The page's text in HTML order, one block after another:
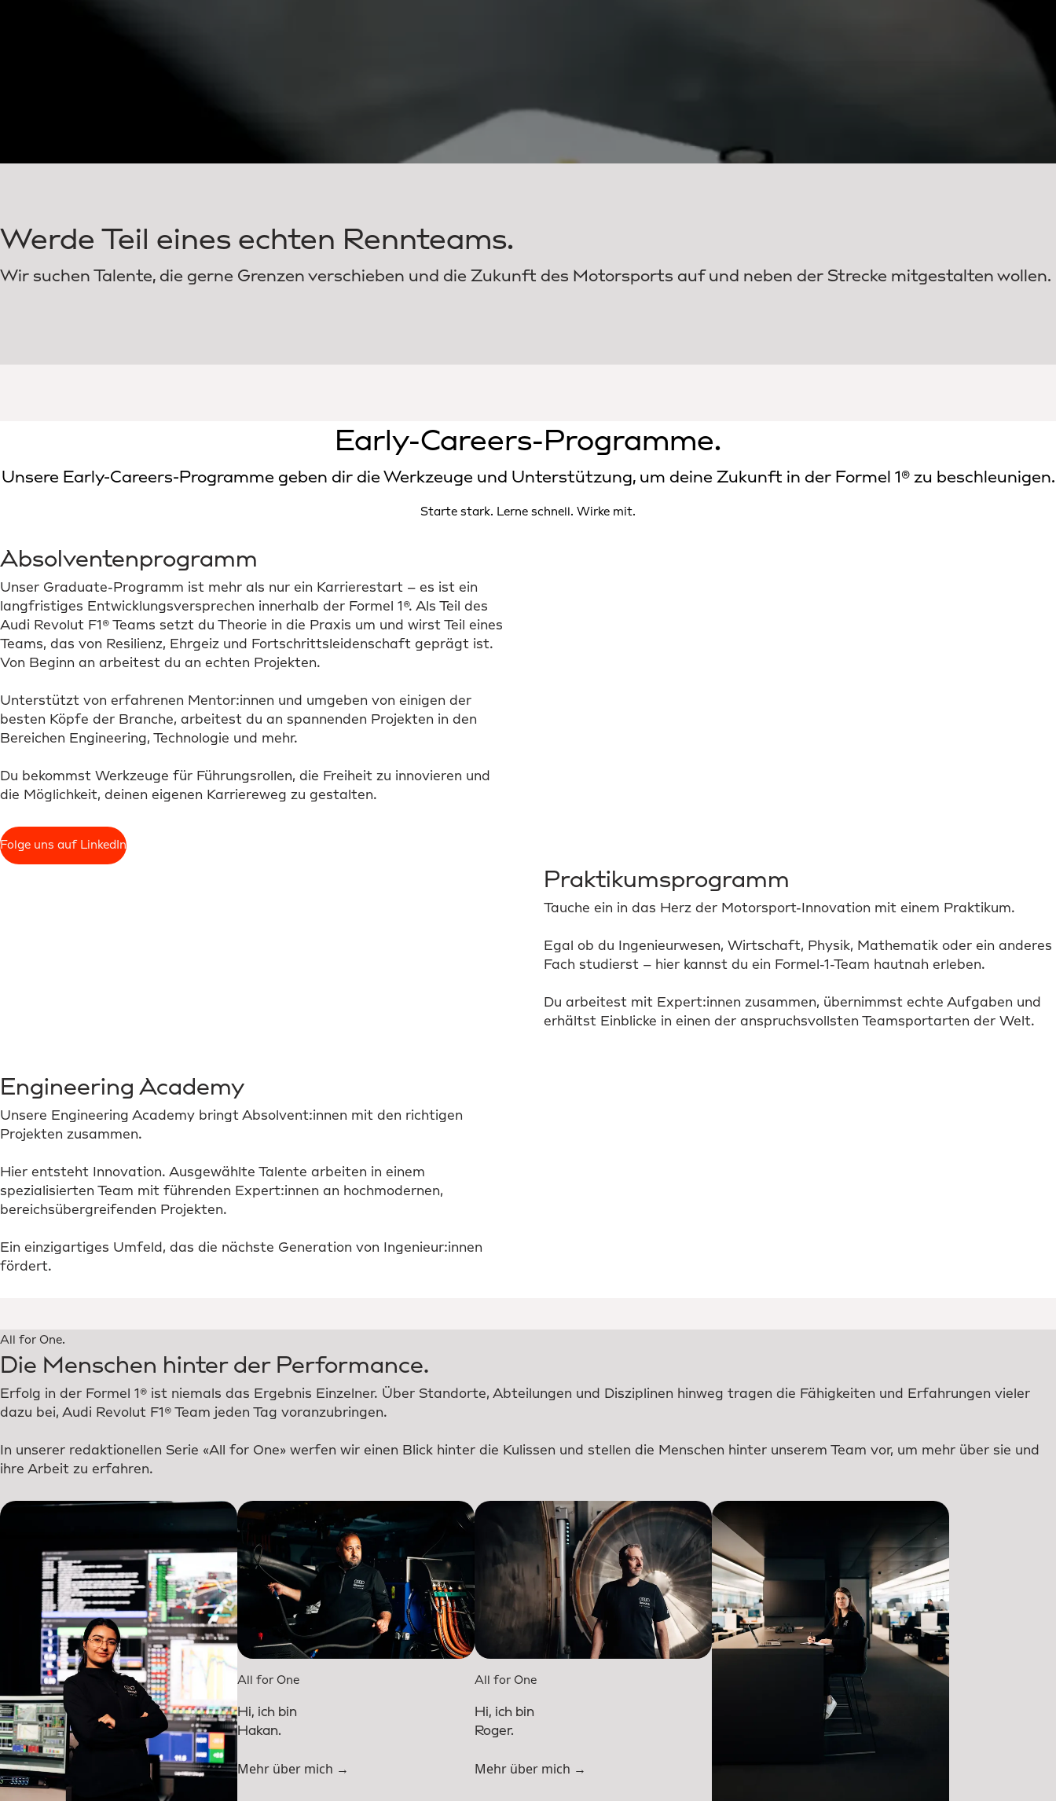
Werde Teil eines echten Rennteams.
Wir suchen Talente, die gerne Grenzen verschieben und die Zukunft des Motorsports auf und neben der Strecke mitgestalten wollen.
Early-Careers-Programme.
Unsere Early-Careers-Programme geben dir die Werkzeuge und Unterstützung, um deine Zukunft in der Formel 1® zu beschleunigen.
Starte stark. Lerne schnell. Wirke mit.
Absolventenprogramm
Unser Graduate-Programm ist mehr als nur ein Karrierestart – es ist ein
langfristiges Entwicklungsversprechen innerhalb der Formel 1®. Als Teil des
Audi Revolut F1® Teams setzt du Theorie in die Praxis um und wirst Teil eines
Teams, das von Resilienz, Ehrgeiz und Fortschrittsleidenschaft geprägt ist.
Von Beginn an arbeitest du an echten Projekten.
Unterstützt von erfahrenen Mentor:innen und umgeben von einigen der
besten Köpfe der Branche, arbeitest du an spannenden Projekten in den
Bereichen Engineering, Technologie und mehr.
Du bekommst Werkzeuge für Führungsrollen, die Freiheit zu innovieren und
die Möglichkeit, deinen eigenen Karriereweg zu gestalten.
Folge uns auf LinkedIn
Praktikumsprogramm
Tauche ein in das Herz der Motorsport-Innovation mit einem Praktikum.
Egal ob du Ingenieurwesen, Wirtschaft, Physik, Mathematik oder ein anderes
Fach studierst – hier kannst du ein Formel-1-Team hautnah erleben.
Du arbeitest mit Expert:innen zusammen, übernimmst echte Aufgaben und
erhältst Einblicke in einen der anspruchsvollsten Teamsportarten der Welt.
Engineering Academy
Unsere Engineering Academy bringt Absolvent:innen mit den richtigen
Projekten zusammen.
Hier entsteht Innovation. Ausgewählte Talente arbeiten in einem
spezialisierten Team mit führenden Expert:innen an hochmodernen,
bereichsübergreifenden Projekten.
Ein einzigartiges Umfeld, das die nächste Generation von Ingenieur:innen
fördert.
All for One.
Die Menschen hinter der Performance.
Erfolg in der Formel 1® ist niemals das Ergebnis Einzelner. Über Standorte, Abteilungen und Disziplinen hinweg tragen die Fähigkeiten und Erfahrungen vieler
dazu bei, Audi Revolut F1® Team jeden Tag voranzubringen.
In unserer redaktionellen Serie «All for One» werfen wir einen Blick hinter die Kulissen und stellen die Menschen hinter unserem Team vor, um mehr über sie und
ihre Arbeit zu erfahren.
All for One
Hi, ich bin
Hakan.
Mehr über mich →
All for One
Hi, ich bin
Roger.
Mehr über mich →